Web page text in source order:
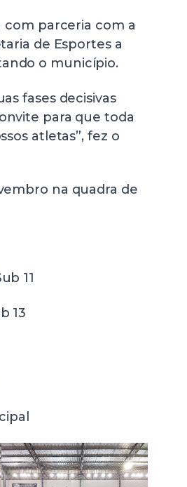
com parceria com a
de Esportes a
o município.
fases decisivas
para que toda
atletas”, fez o
na quadra de
11
13